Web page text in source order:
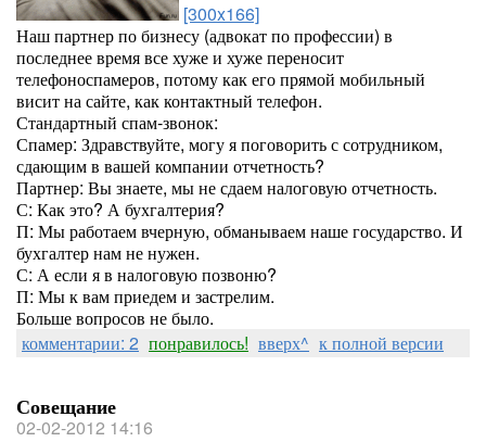
[300x166]
Наш партнер по бизнесу (адвокат по профессии) в
последнее время все хуже и хуже переносит
телефоноспамеров, потому как его прямой мобильный
висит на сайте, как контактный телефон.
Стандартный спам-звонок:
Спамер: Здравствуйте, могу я поговорить с сотрудником,
сдающим в вашей компании отчетность?
Партнер: Вы знаете, мы не сдаем налоговую отчетность.
С: Как это? А бухгалтерия?
П: Мы работаем вчерную, обманываем наше государство. И
бухгалтер нам не нужен.
С: А если я в налоговую позвоню?
П: Мы к вам приедем и застрелим.
Больше вопросов не было.
комментарии: 2 понравилось! вверх^ к полной версии
Совещание
02-02-2012 14:16